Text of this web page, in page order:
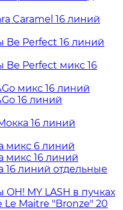
Caramel 16 линий
Perfect 16 линий
Perfect микс 16
микс 16 линий
16 линий
16 линий
микс 6 линий
микс 16 линий
линий отдельные
MY LASH в пучках
Maitre "Bronze" 20